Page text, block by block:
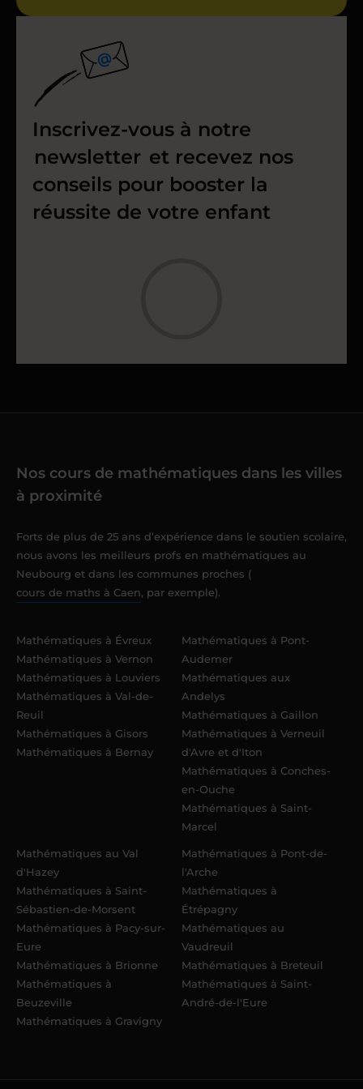
Inscrivez-vous à notre
newsletter et recevez nos
conseils pour booster la
réussite de votre enfant
Nos cours de mathématiques dans les villes
à proximité
Forts de plus de 25 ans d’expérience dans le soutien scolaire,
nous avons les meilleurs profs en mathématiques au
Neubourg et dans les communes proches (
cours de maths à Caen, par exemple).
Mathématiques à Évreux
Mathématiques à Vernon
Mathématiques à Louviers
Mathématiques à Val-de-
Reuil
Mathématiques à Gisors
Mathématiques à Bernay
Mathématiques à Pont-
Audemer
Mathématiques aux
Andelys
Mathématiques à Gaillon
Mathématiques à Verneuil
d'Avre et d'Iton
Mathématiques à Conches-
en-Ouche
Mathématiques à Saint-
Marcel
Mathématiques au Val
d'Hazey
Mathématiques à Saint-
Sébastien-de-Morsent
Mathématiques à Pacy-sur-
Eure
Mathématiques à Brionne
Mathématiques à
Beuzeville
Mathématiques à Gravigny
Mathématiques à Pont-de-
l'Arche
Mathématiques à
Étrépagny
Mathématiques au
Vaudreuil
Mathématiques à Breteuil
Mathématiques à Saint-
André-de-l'Eure